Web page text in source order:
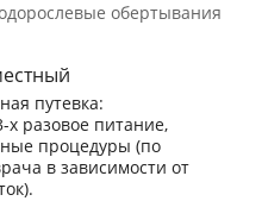
обертывания
путевка:
разовое питание,
процедуры (по
в зависимости от